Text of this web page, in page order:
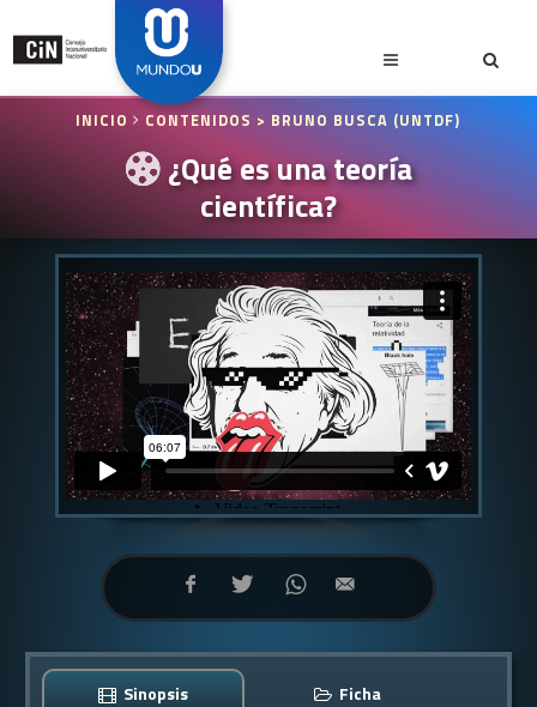
INICIO CONTENIDOS > BRUNO BUSCA (UNTDF)
¿Qué es una teoría
científica?
Sinopsis
Ficha